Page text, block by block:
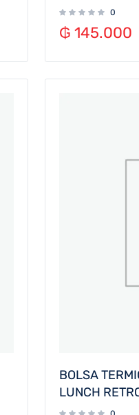
0
₲ 145.000
BOLSA
LUNCH